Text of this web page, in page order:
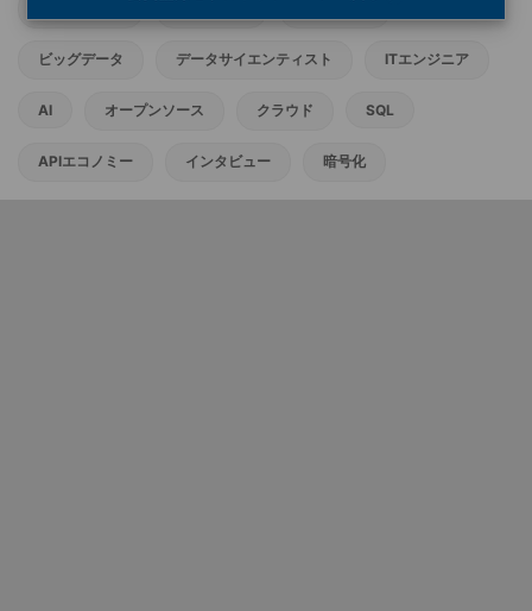
ビッグデータ データサイエンティスト ITエンジニア
AI オープンソース クラウド SQL
APIエコノミー インタビュー 暗号化